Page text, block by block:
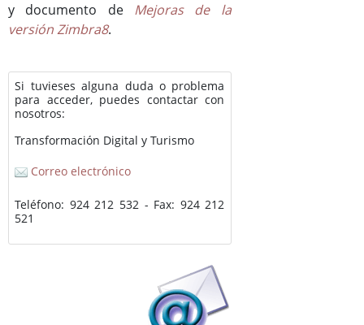
y documento de Mejoras de la
versión Zimbra8.
Si tuvieses alguna duda o problema
para acceder, puedes contactar con
nosotros:
Transformación Digital y Turismo
Correo electrónico
Teléfono: 924 212 532 - Fax: 924 212
521